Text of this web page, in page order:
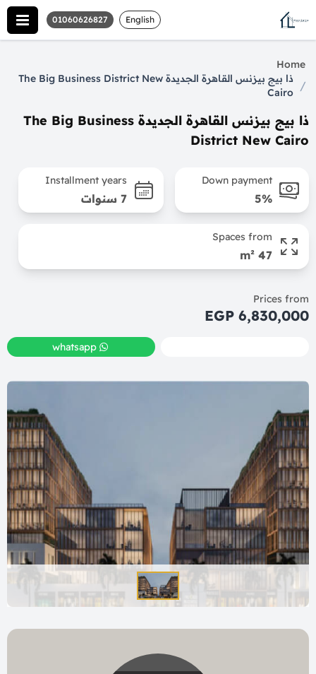
English
01060626827
Home
/
ذا بيج بيزنس القاهرة الجديدة The Big Business District New
Cairo
ذا بيج بيزنس القاهرة الجديدة The Big Business
District New Cairo
Down payment
5%
Installment years
7 سنوات
Spaces from
47 m²
Prices from
6,830,000 EGP
whatsapp